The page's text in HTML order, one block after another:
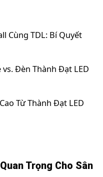
Cùng TDL: Bí Quyết
vs. Đèn Thành Đạt LED
Từ Thành Đạt LED
Trọng Cho Sân